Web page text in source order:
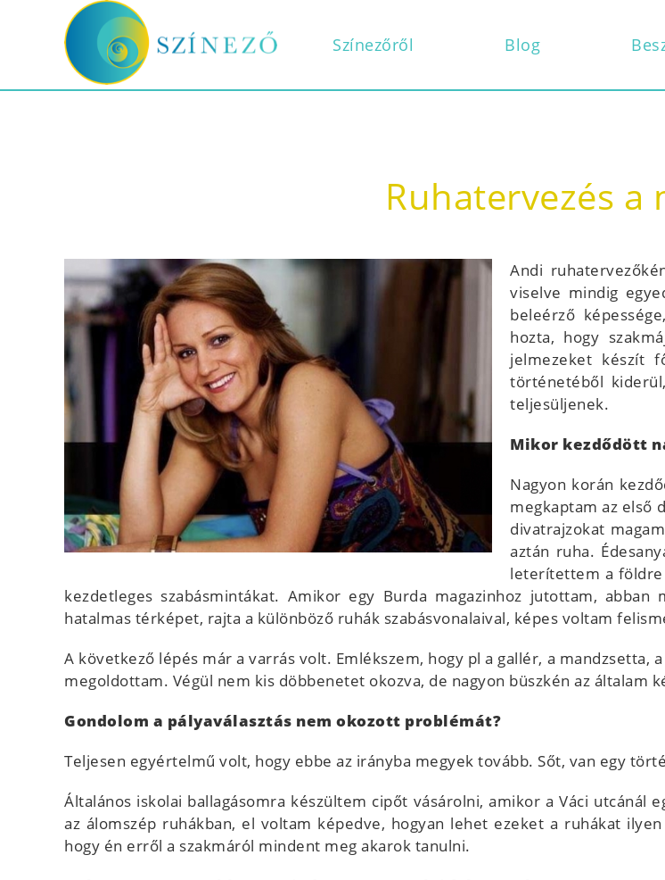
Színezőről Blog
Ruhatervezés a
Andi
viselve mindig
beleérző
hozta, hogy
jelmezeket készít
történetéből
teljesüljenek.
Mikor kezdődött
Nagyon korán
megkaptam az első
divatrajzokat
aztán ruha.
leterítettem a földre
kezdetleges szabásmintákat. Amikor egy Burda magazinhoz jutottam,
hatalmas térképet, rajta a különböző ruhák szabásvonalaival, képes voltam
A következő lépés már a varrás volt. Emlékszem, hogy pl a gallér, a
megoldottam. Végül nem kis döbbenetet okozva, de nagyon büszkén az általam
Gondolom a pályaválasztás nem okozott problémát?
Teljesen egyértelmű volt, hogy ebbe az irányba megyek tovább. Sőt, van egy
Általános iskolai ballagásomra készültem cipőt vásárolni, amikor a Váci
az álomszép ruhákban, el voltam képedve, hogyan lehet ezeket a ruhákat
hogy én erről a szakmáról mindent meg akarok tanulni.